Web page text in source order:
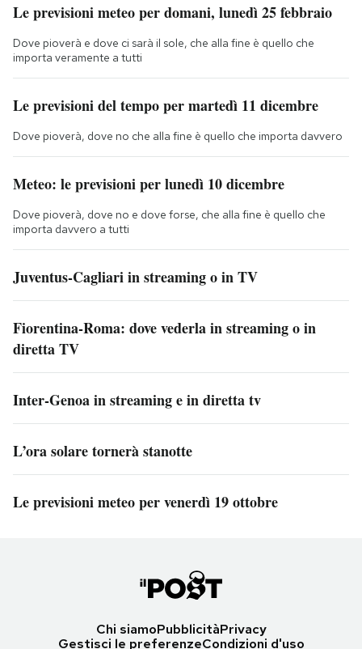
Le previsioni meteo per domani, lunedì 25 febbraio
Dove pioverà e dove ci sarà il sole, che alla fine è quello che
importa veramente a tutti
Le previsioni del tempo per martedì 11 dicembre
Dove pioverà, dove no che alla fine è quello che importa davvero
Meteo: le previsioni per lunedì 10 dicembre
Dove pioverà, dove no e dove forse, che alla fine è quello che
importa davvero a tutti
Juventus-Cagliari in streaming o in TV
Fiorentina-Roma: dove vederla in streaming o in
diretta TV
Inter-Genoa in streaming e in diretta tv
L’ora solare tornerà stanotte
Le previsioni meteo per venerdì 19 ottobre
Chi siamoPubblicitàPrivacy
Gestisci le preferenzeCondizioni d'uso